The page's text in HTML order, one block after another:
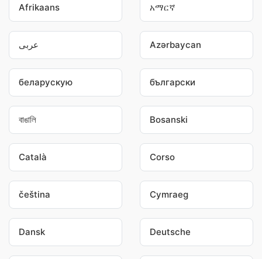
Afrikaans አማርኛ
عربى Azərbaycan
беларускую български
বাঙালি Bosanski
Català Corso
čeština Cymraeg
Dansk Deutsche